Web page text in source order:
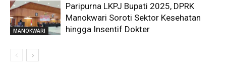
MANOKWARI
Paripurna LKPJ Bupati 2025, DPRK
Manokwari Soroti Sektor Kesehatan
hingga Insentif Dokter